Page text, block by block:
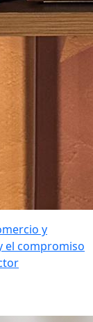
y
el compromiso